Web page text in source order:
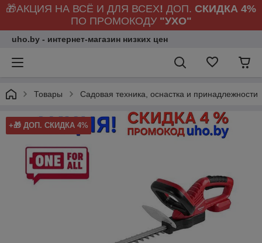
🎁АКЦИЯ НА ВСЁ И ДЛЯ ВСЕХ! ДОП. СКИДКА 4%
ПО ПРОМОКОДУ "УХО"
uho.by - интернет-магазин низких цен
Товары Садовая техника, оснастка и принадлежности
+🎁 ДОП. СКИДКА 4%